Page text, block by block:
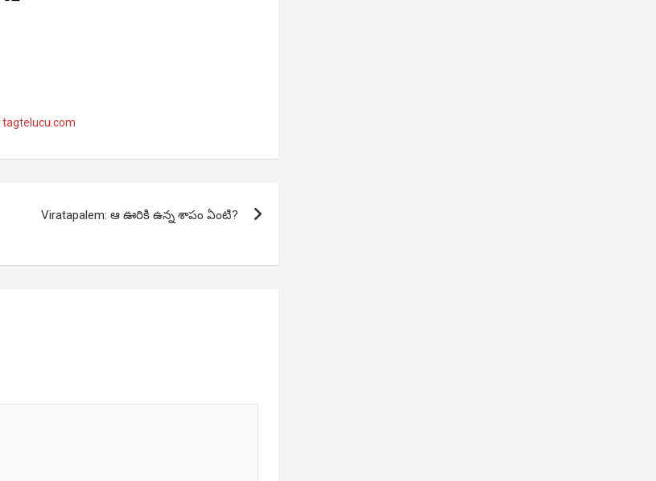
tagtelucu.com
Viratapalem: ఆ ఊరికి ఉన్న శాపం ఏంటి?